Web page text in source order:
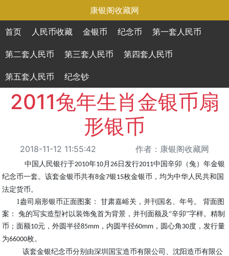
康银阁收藏网
首页 人民币收藏 金银币 纪念币 第一套人民币
第二套人民币 第三套人民币 第四套人民币
第五套人民币 纪念钞
2011兔年生肖金银币扇
形银币
2018-11-12 11:55:42 作者：康银阁收藏网
中国人民银行于2010年10月 26 日发行2011中国辛卯（兔）年金银
纪念币一套。该套金银币共有8金7银15枚金银币，均为中华人民共和国
法定货币。
1盎司扇形银币正面图案： 甘肃嘉峪关，并刊国名、年号。 背面图
案： 兔的写实造型衬以装饰兔首为背景，并刊面额及“辛卯”字样。精制
币；面额10元，外圆半径85mm ，内圆半径60mm ，圆心角 30度，发行量
为66000枚。
该套金银纪念币分别由深圳国宝造币有限公司、沈阳造币有限公